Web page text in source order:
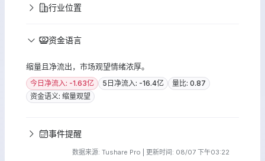
行业位置
资金语言
缩量且净流出，市场观望情绪浓厚。
今日净流入: -1.63亿 5日净流入: -16.4亿
量比: 0.87
资金语义: 缩量观望
事件提醒
数据来源: Tushare Pro | 更新时间: 08/07 下午03:22